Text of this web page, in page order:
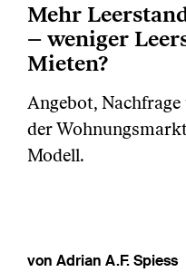
Mehr
– weniger
Mieten?
Angebot,
der
Modell.
von Adrian A.F. Spiess